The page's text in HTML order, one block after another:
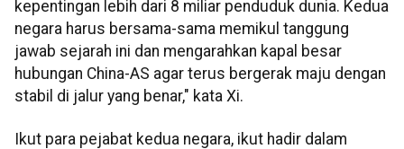
kepentingan lebih dari 8 miliar penduduk dunia. Kedua
negara harus bersama-sama memikul tanggung
jawab sejarah ini dan mengarahkan kapal besar
hubungan China-AS agar terus bergerak maju dengan
stabil di jalur yang benar," kata Xi.
Ikut para pejabat kedua negara, ikut hadir dalam